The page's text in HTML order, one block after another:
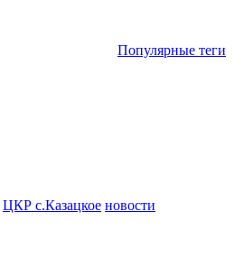
Популярные теги
ЦКР с.Казацкое новости